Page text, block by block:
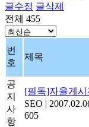
글수정 글삭제
전체 455
번
호
제목
공
지
사
항
[필독]자율게시
SEO |
605